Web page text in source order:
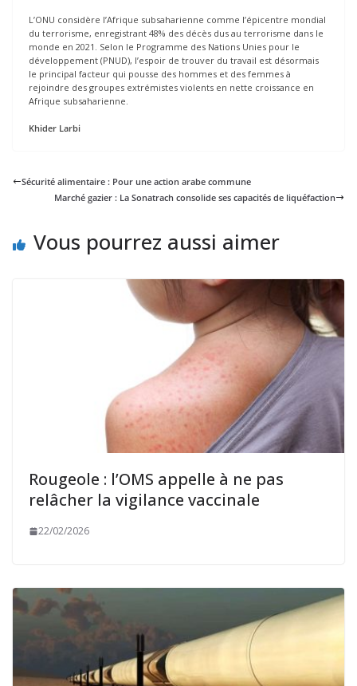
L’ONU considère l’Afrique subsaharienne comme l’épicentre mondial
du terrorisme, enregistrant 48% des décès dus au terrorisme dans le
monde en 2021. Selon le Programme des Nations Unies pour le
développement (PNUD), l’espoir de trouver du travail est désormais
le principal facteur qui pousse des hommes et des femmes à
rejoindre des groupes extrémistes violents en nette croissance en
Afrique subsaharienne.
Khider Larbi
Sécurité alimentaire : Pour une action arabe commune
Marché gazier : La Sonatrach consolide ses capacités de liquéfaction
Vous pourrez aussi aimer
Rougeole : l’OMS appelle à ne pas
relâcher la vigilance vaccinale
22/02/2026